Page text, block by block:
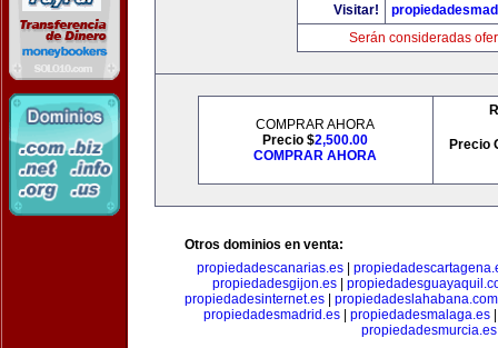
Visitar!
Serán consideradas
COMPRAR AHORA
Precio $2,500.00
COMPRAR AHORA
Precio
Otros dominios en venta:
propiedadescanarias.es|
propiedadesgijon.es
propiedadesinternet.es
propiedadeslahabana.com
propiedadesmadrid.es
propiedadesmalaga.es
propiedadesmurcia.es